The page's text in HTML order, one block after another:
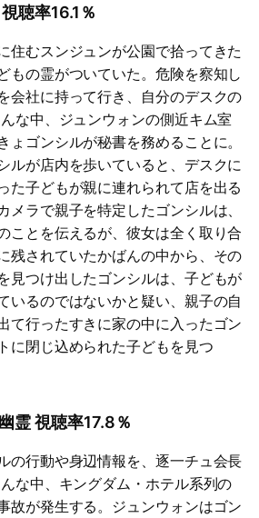
聴率16.1％
住むスンジュンが公園で拾ってきた
もの霊がついていた。危険を察知し
会社に持って行き、自分のデスクの
な中、ジュンウォンの側近キム室
ょゴンシルが秘書を務めることに。
ルが店内を歩いていると、デスクに
た子どもが親に連れられて店を出る
メラで親子を特定したゴンシルは、
ことを伝えるが、彼女は全く取り合
残されていたかばんの中から、その
見つけ出したゴンシルは、子どもが
いるのではないかと疑い、親子の自
て行ったすきに家の中に入ったゴン
に閉じ込められた子どもを見つ
霊 視聴率17.8％
の行動や身辺情報を、逐一チュ会長
な中、キングダム・ホテル系列の
故が発生する。ジュンウォンはゴン